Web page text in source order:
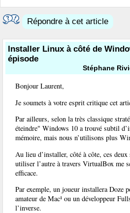
Répondre à cet article
Installer Linux à côté de
épisode
Stéphane
Bonjour Laurent,
Je soumets à votre esprit critique cet
Par ailleurs, selon la très classique
éteindre" Windows 10 a trouvé subtil
mémoire, mais nous n’utilisons plus
Au lieu d’installer, côté à côte, ces
utiliser l’autre à travers VirtualBox me
efficace.
Par exemple, un joueur installera Doze
amateur de Mac¹ ou un développeur
l’inverse.